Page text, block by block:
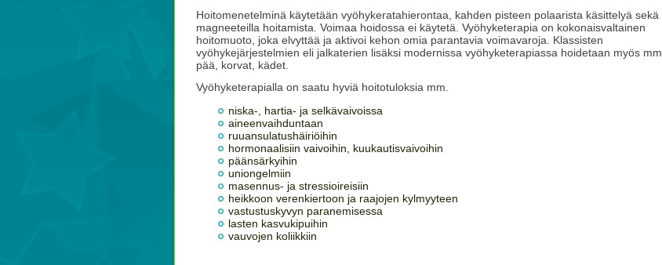
Hoitomenetelminä käytetään vyöhykeratahierontaa, kahden pisteen polaarista käsittelyä sekä
magneeteilla hoitamista. Voimaa hoidossa ei käytetä. Vyöhyketerapia on kokonaisvaltainen
hoitomuoto, joka elvyttää ja aktivoi kehon omia parantavia voimavaroja. Klassisten
vyöhykejärjestelmien eli jalkaterien lisäksi modernissa vyöhyketerapiassa hoidetaan myös mm.
pää, korvat, kädet.
Vyöhyketerapialla on saatu hyviä hoitotuloksia mm.
niska-, hartia- ja selkävaivoissa
aineenvaihduntaan
ruuansulatushäiriöihin
hormonaalisiin vaivoihin, kuukautisvaivoihin
päänsärkyihin
uniongelmiin
masennus- ja stressioireisiin
heikkoon verenkiertoon ja raajojen kylmyyteen
vastustuskyvyn paranemisessa
lasten kasvukipuihin
vauvojen koliikkiin